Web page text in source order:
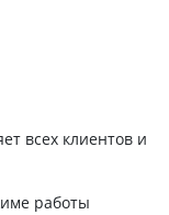
всех клиентов и
работы